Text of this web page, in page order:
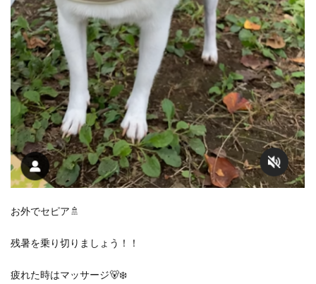
お外でセピア🚿
残暑を乗り切りましょう！！
疲れた時はマッサージ🐻‍❄️